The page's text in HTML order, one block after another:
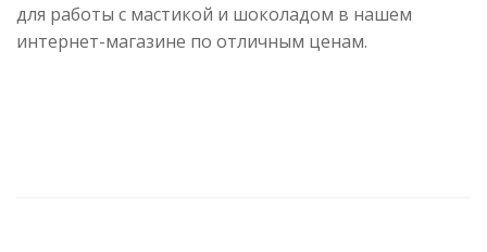
для работы с мастикой и шоколадом в нашем
интернет-магазине по отличным ценам.